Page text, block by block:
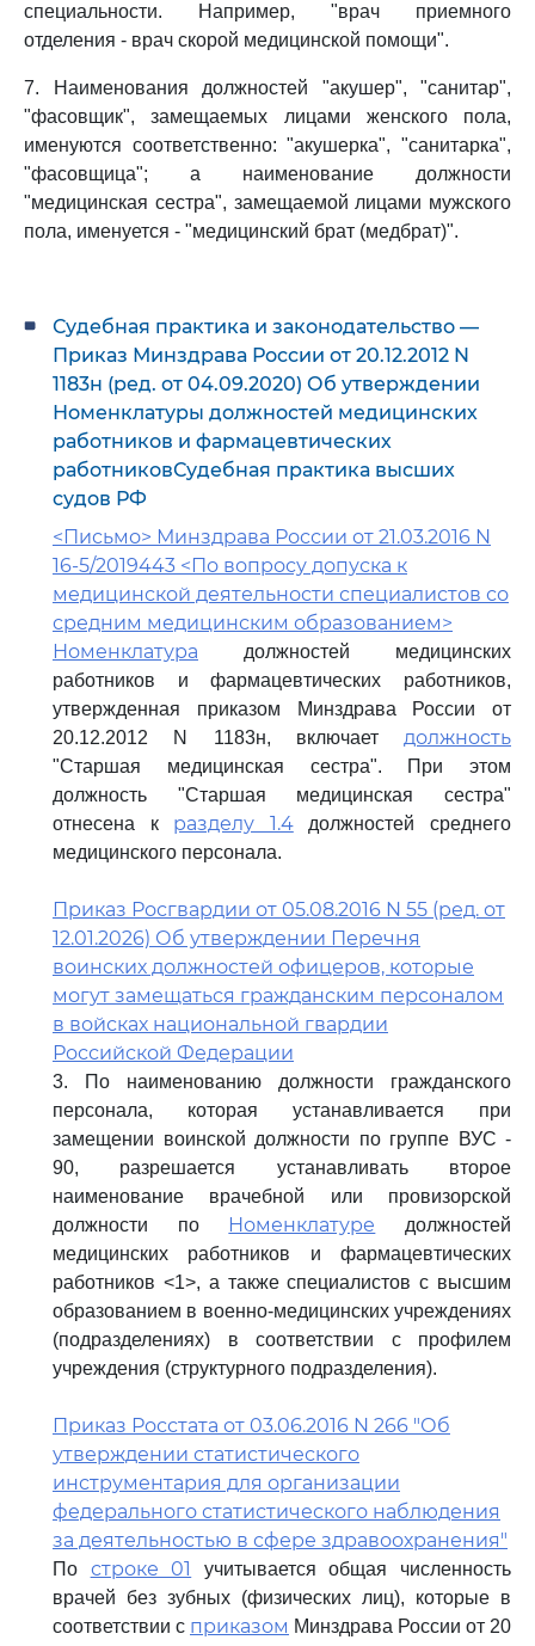
специальности. Например, "врач приемного
отделения - врач скорой медицинской помощи".
7. Наименования должностей "акушер", "санитар",
"фасовщик", замещаемых лицами женского пола,
именуются соответственно: "акушерка", "санитарка",
"фасовщица"; а наименование должности
"медицинская сестра", замещаемой лицами мужского
пола, именуется - "медицинский брат (медбрат)".
Судебная практика и законодательство —
Приказ Минздрава России от 20.12.2012 N
1183н (ред. от 04.09.2020) Об утверждении
Номенклатуры должностей медицинских
работников и фармацевтических
работниковСудебная практика высших
судов РФ
<Письмо> Минздрава России от 21.03.2016 N
16-5/2019443 <По вопросу допуска к
медицинской деятельности специалистов со
средним медицинским образованием>
Номенклатура должностей медицинских
работников и фармацевтических работников,
утвержденная приказом Минздрава России от
20.12.2012 N 1183н, включает должность
"Старшая медицинская сестра". При этом
должность "Старшая медицинская сестра"
отнесена к разделу 1.4должностей среднего
медицинского персонала.
Приказ Росгвардии от 05.08.2016 N 55 (ред. от
12.01.2026) Об утверждении Перечня
воинских должностей офицеров, которые
могут замещаться гражданским персоналом
в войсках национальной гвардии
Российской Федерации
3. По наименованию должности гражданского
персонала, которая устанавливается при
замещении воинской должности по группе ВУС -
90, разрешается устанавливать второе
наименование врачебной или провизорской
должности по Номенклатуре должностей
медицинских работников и фармацевтических
работников <1>, а также специалистов с высшим
образованием в военно-медицинских учреждениях
(подразделениях) в соответствии с профилем
учреждения (структурного подразделения).
Приказ Росстата от 03.06.2016 N 266 "Об
утверждении статистического
инструментария для организации
федерального статистического наблюдения
за деятельностью в сфере здравоохранения"
По строке 01
учитывается общая численность
врачей без зубных (физических лиц), которые в
соответствии с приказом Минздрава России от 20